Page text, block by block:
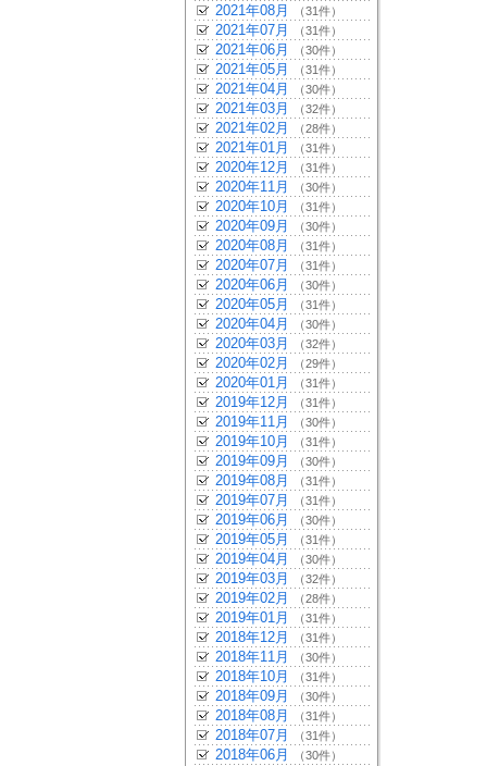
2021年08月 （31件）
2021年07月 （31件）
2021年06月 （30件）
2021年05月 （31件）
2021年04月 （30件）
2021年03月 （32件）
2021年02月 （28件）
2021年01月 （31件）
2020年12月 （31件）
2020年11月 （30件）
2020年10月 （31件）
2020年09月 （30件）
2020年08月 （31件）
2020年07月 （31件）
2020年06月 （30件）
2020年05月 （31件）
2020年04月 （30件）
2020年03月 （32件）
2020年02月 （29件）
2020年01月 （31件）
2019年12月 （31件）
2019年11月 （30件）
2019年10月 （31件）
2019年09月 （30件）
2019年08月 （31件）
2019年07月 （31件）
2019年06月 （30件）
2019年05月 （31件）
2019年04月 （30件）
2019年03月 （32件）
2019年02月 （28件）
2019年01月 （31件）
2018年12月 （31件）
2018年11月 （30件）
2018年10月 （31件）
2018年09月 （30件）
2018年08月 （31件）
2018年07月 （31件）
2018年06月 （30件）